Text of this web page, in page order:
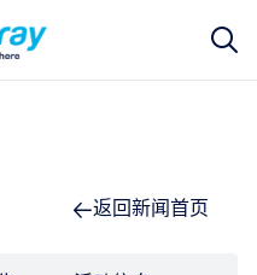
返回新闻首页